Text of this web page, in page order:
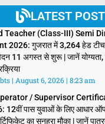
LATEST POST
Teacher (Class-III) Semi
2026: गुजरात में 3,264 हेड टीचर
11 अगस्त से शुरू | जानें योग्यता,
August 6, 2026 8:23 am
/ Supervisor
12वीं पास युवाओं के लिए आधार
का सुनहरा मौका | जानें